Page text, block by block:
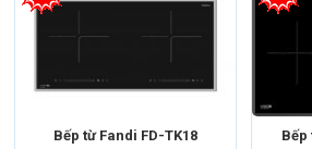
Bếp từ Fandi FD-TK18 Bếp